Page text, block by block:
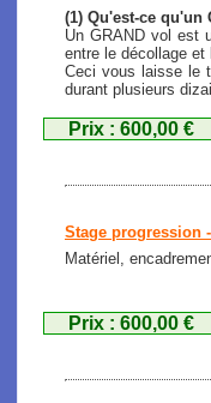
(1) Qu'est-ce qu'un
Un GRAND vol est
entre le décollage et
Ceci vous laisse le
durant plusieurs
Prix : 600,00 €
Stage progression
Matériel,
Prix : 600,00 €